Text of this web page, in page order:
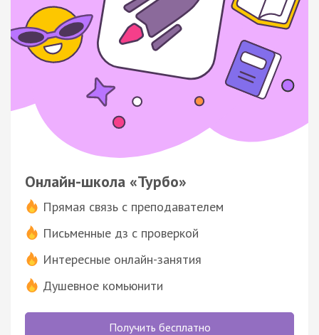
Онлайн-школа «Турбо»
Прямая связь с преподавателем
Письменные дз с проверкой
Интересные онлайн-занятия
Душевное комьюнити
Получить бесплатно